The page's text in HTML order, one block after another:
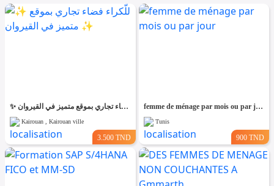
✨ للّكراء فضاء تجاري بموقع متميز في القيروان ✨
Kairouan , Kairouan ville
3.500 TND
femme de ménage par mois ou par jour
Tunis
900 TND